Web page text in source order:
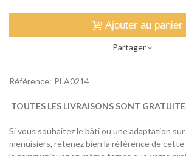
Ajouter au panier
Partager
Référence: PLA0214
TOUTES LES LIVRAISONS SONT
Si vous souhaitez le bâti ou une adaptation
menuisiers, retenez bien la référence de cette